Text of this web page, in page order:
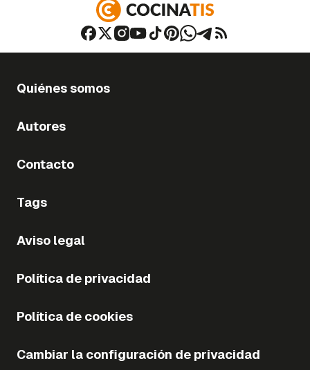
Quiénes somos
Autores
Contacto
Tags
Aviso legal
Política de privacidad
Política de cookies
Cambiar la configuración de privacidad